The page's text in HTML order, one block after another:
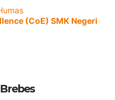
(CoE) SMK Negeri